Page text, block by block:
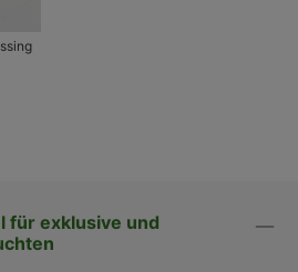
für exklusive und